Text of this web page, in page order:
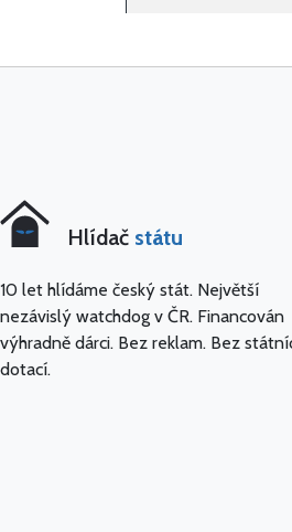
Hlídač státu
10 let hlídáme český stát. Největší
nezávislý watchdog v ČR. Financován
výhradně dárci. Bez reklam. Bez
dotací.